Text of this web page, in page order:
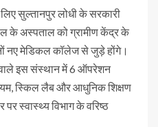
सुल्तानपुर लोधी के सरकारी
के अस्पताल को ग्रामीण केंद्र के
नए मेडिकल कॉलेज से जुड़े होंगे।
वाले इस संस्थान में 6 ऑपरेशन
स्किल लैब और आधुनिक शिक्षण
स्वास्थ्य विभाग के वरिष्ठ